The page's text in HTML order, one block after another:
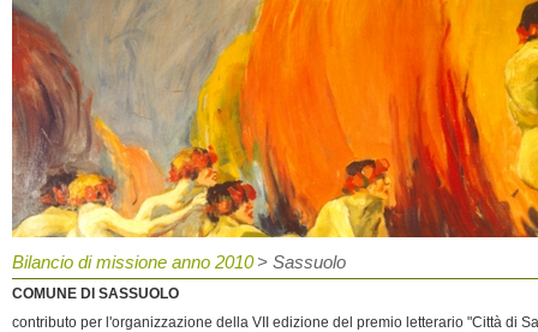
Bilancio di missione anno 2010 > Sassuolo
COMUNE DI SASSUOLO
contributo per l'organizzazione della VII edizione del premio letterario "Città di